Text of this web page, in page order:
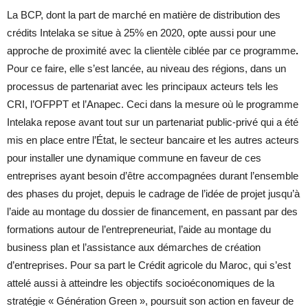
La BCP, dont la part de marché en matière de distribution des
crédits Intelaka se situe à 25% en 2020, opte aussi pour une
approche de proximité avec la clientèle ciblée par ce programme.
Pour ce faire, elle s’est lancée, au niveau des régions, dans un
processus de partenariat avec les principaux acteurs tels les
CRI, l’OFPPT et l’Anapec. Ceci dans la mesure où le programme
Intelaka repose avant tout sur un partenariat public-privé qui a été
mis en place entre l’État, le secteur bancaire et les autres acteurs
pour installer une dynamique commune en faveur de ces
entreprises ayant besoin d’être accompagnées durant l’ensemble
des phases du projet, depuis le cadrage de l’idée de projet jusqu’à
l’aide au montage du dossier de financement, en passant par des
formations autour de l’entrepreneuriat, l’aide au montage du
business plan et l’assistance aux démarches de création
d’entreprises. Pour sa part le Crédit agricole du Maroc, qui s’est
attelé aussi à atteindre les objectifs socioéconomiques de la
stratégie « Génération Green », poursuit son action en faveur de